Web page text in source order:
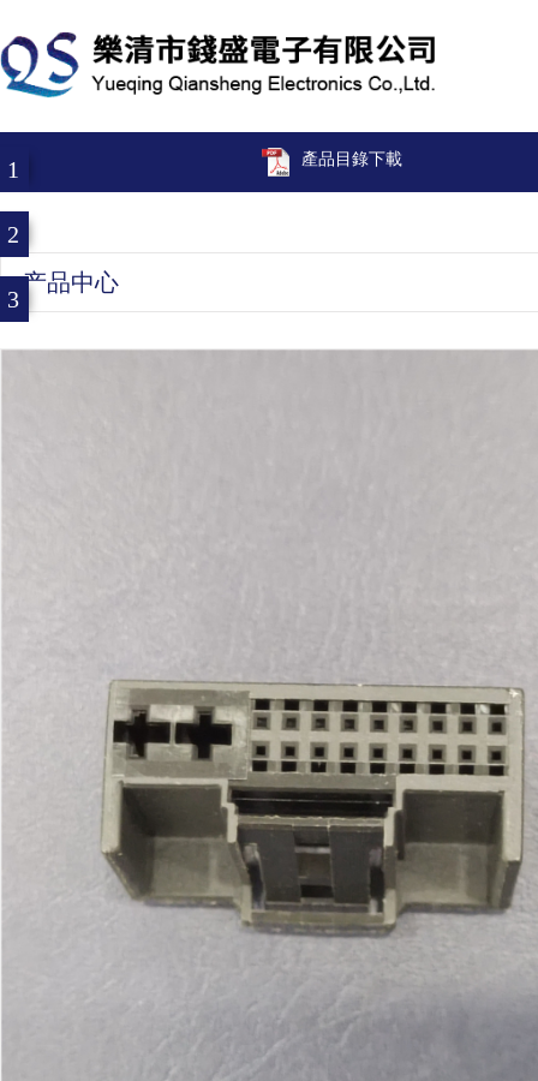
1
2
3
產品目錄下載
产品中心